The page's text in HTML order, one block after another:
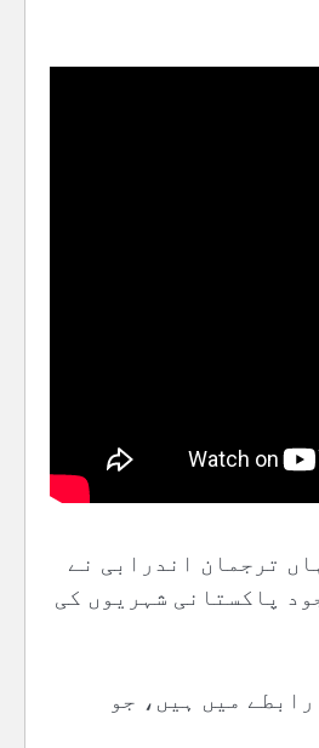
ترجمان اندرابی نے
پاکستانی شہریوں کی
میں ہیں، جو